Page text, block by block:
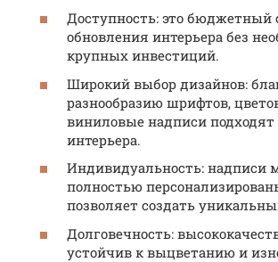
Доступность: это бюджетный
обновления интерьера без
крупных инвестиций.
Широкий выбор дизайнов:
разнообразию шрифтов,
виниловые надписи
интерьера.
Индивидуальность: надписи
полностью
позволяет создать
Долговечность:
устойчив к выцветанию и